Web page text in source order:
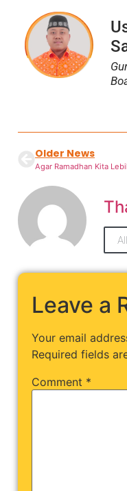
Older News
Leave a
Your email
Required fields
Comment *